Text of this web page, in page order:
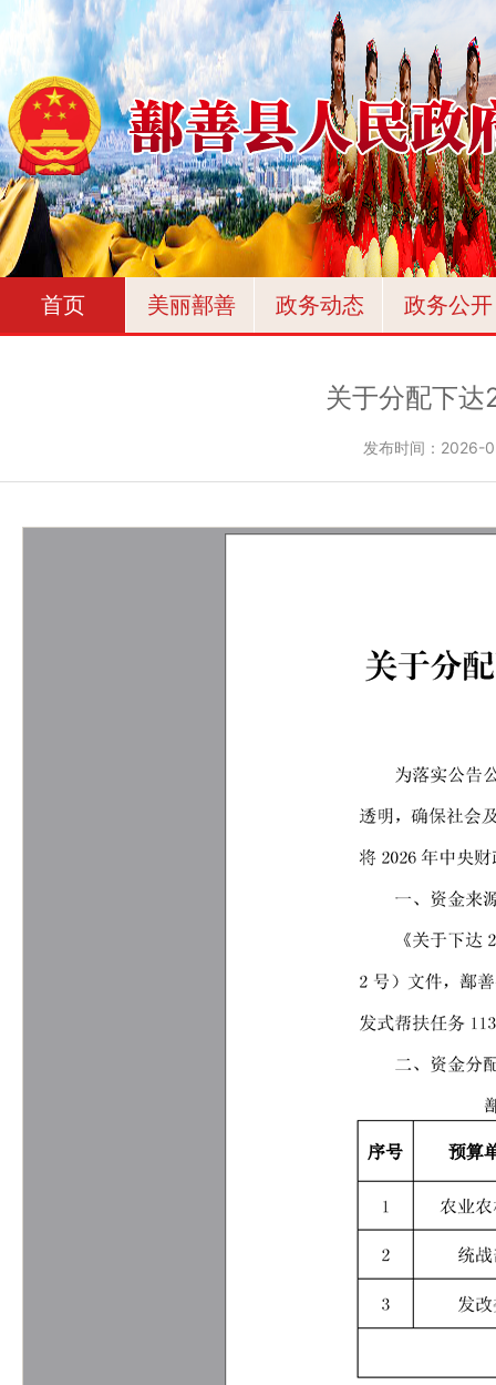
首页 美丽鄯善 政务动态 政务公开
关于分配下
发布时间： 2026-